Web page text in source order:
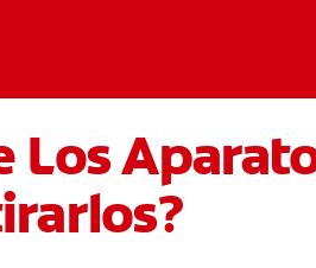
Los